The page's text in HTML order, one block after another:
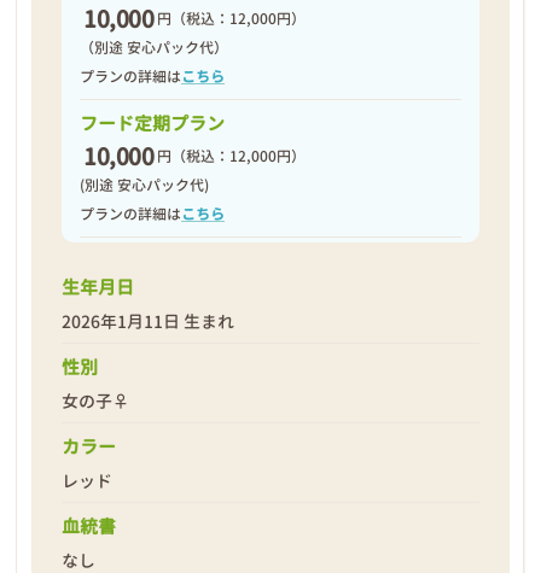
10,000 円 （税込：12,000円）
（別途 安心パック代）
プランの詳細はこちら
フード定期プラン
10,000 円 （税込：12,000円）
(別途 安心パック代)
プランの詳細はこちら
生年月日
2026年1月11日 生まれ
性別
女の子♀
カラー
レッド
血統書
なし